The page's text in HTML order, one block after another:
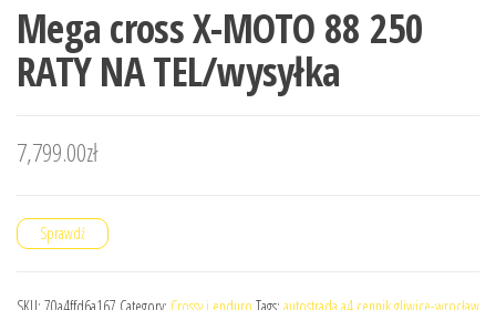
Mega cross X-MOTO 88 250
RATY NA TEL/wysyłka
7,799.00zł
Sprawdź